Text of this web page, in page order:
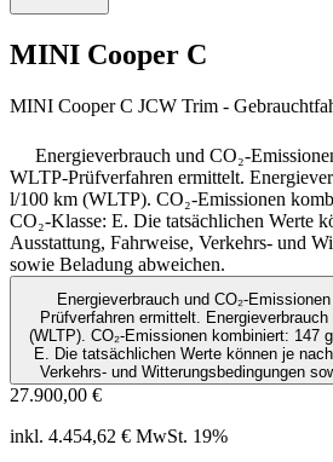
MINI Cooper C
MINI Cooper C JCW Trim -
Energieverbrauch und CO₂-
WLTP-Prüfverfahren ermittelt.
l/100 km (WLTP). CO₂-Emissionen
CO₂-Klasse: E. Die tatsächlichen Werte
Ausstattung, Fahrweise, Verkehrs- und
sowie Beladung abweichen.
Energieverbrauch und CO₂-
Prüfverfahren ermittelt.
(WLTP). CO₂-Emissionen kombiniert: 147
E. Die tatsächlichen Werte können je
Verkehrs- und Witterungsbedingungen
27.900,00 €
inkl. 4.454,62 € MwSt. 19%